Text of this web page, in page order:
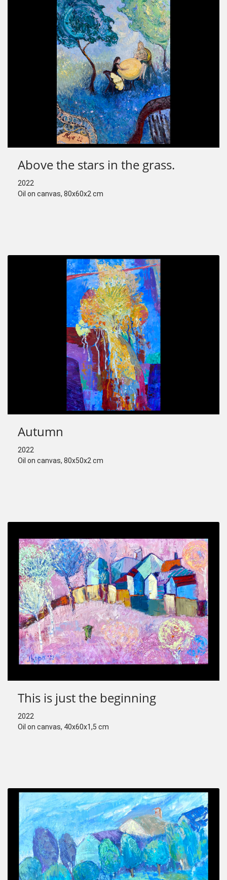
Above the stars in the grass.
2022
Oil on canvas, 80x60x2 cm
Autumn
2022
Oil on canvas, 80x50x2 cm
This is just the beginning
2022
Oil on canvas, 40x60x1,5 cm